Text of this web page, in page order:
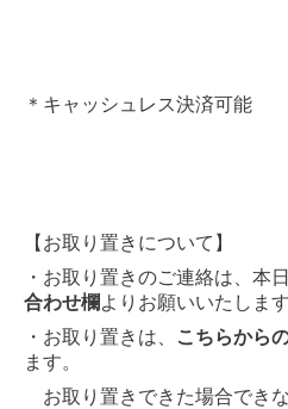
＊キャッシュレス決済可能
【お取り置きについて】
・お取り置きのご連絡は、本
合わせ欄よりお願いいたします
・お取り置きは、
こちらから
ます。
お取り置きできた場合でき